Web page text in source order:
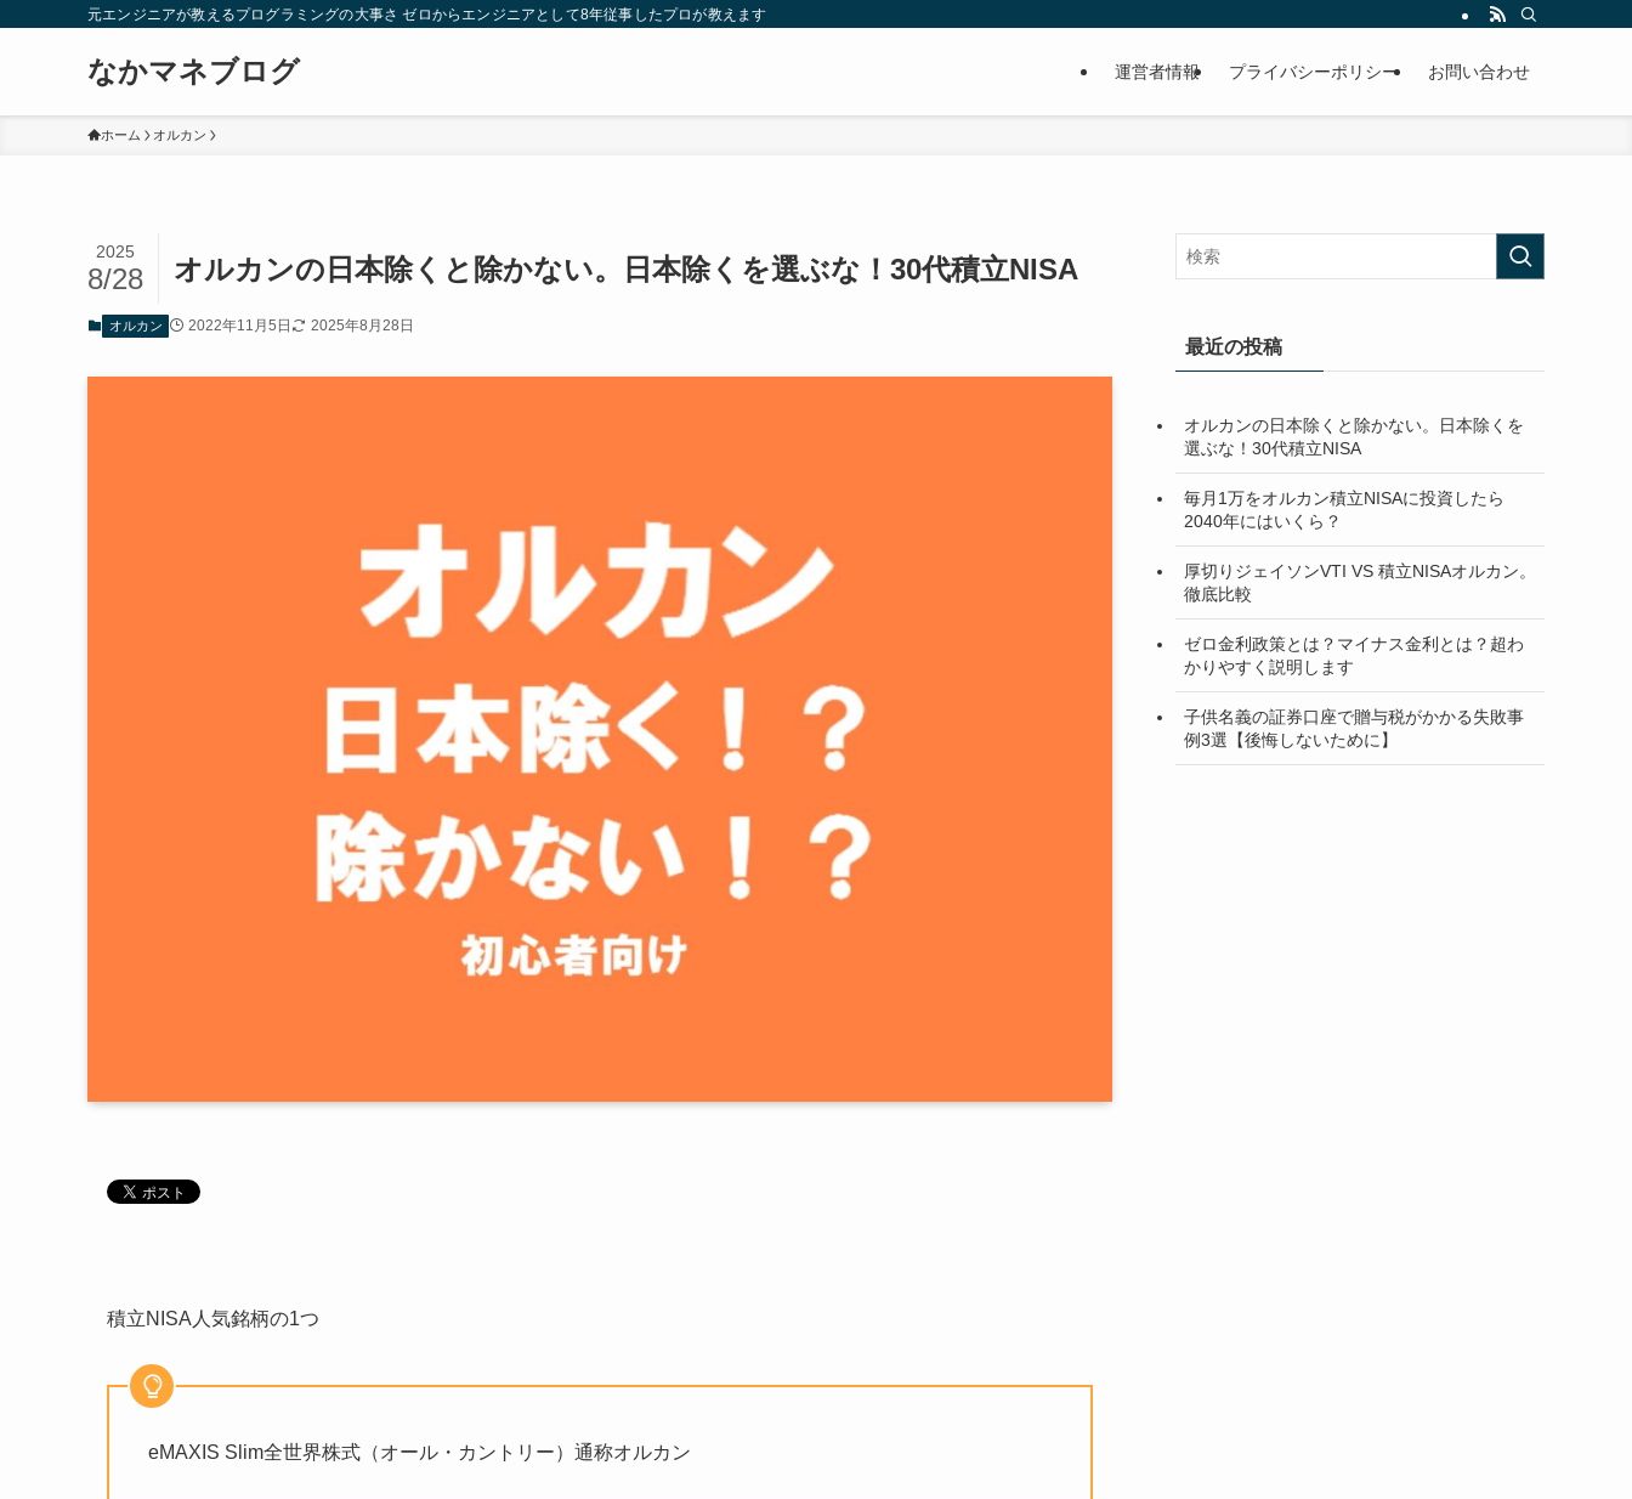
元エンジニアが教えるプログラミングの大事さ ゼロからエンジニアとして8年従事したプロが教えます
なかマネブログ 運営者情報 プライバシーポリシー お問い合わせ
ホーム オルカン
オルカンの日本除くと除かない。日本除くを選ぶな！30代積立NISA
2025
8/28
オルカン 2022年11月5日 2025年8月28日
積立NISA人気銘柄の1つ
eMAXIS Slim全世界株式（オール・カントリー）通称オルカン
最近の投稿
オルカンの日本除くと除かない。日本除くを
選ぶな！30代積立NISA
毎月1万をオルカン積立NISAに投資したら
2040年にはいくら？
厚切りジェイソンVTI VS 積立NISAオルカン。
徹底比較
ゼロ金利政策とは？マイナス金利とは？超わ
かりやすく説明します
子供名義の証券口座で贈与税がかかる失敗事
例3選【後悔しないために】